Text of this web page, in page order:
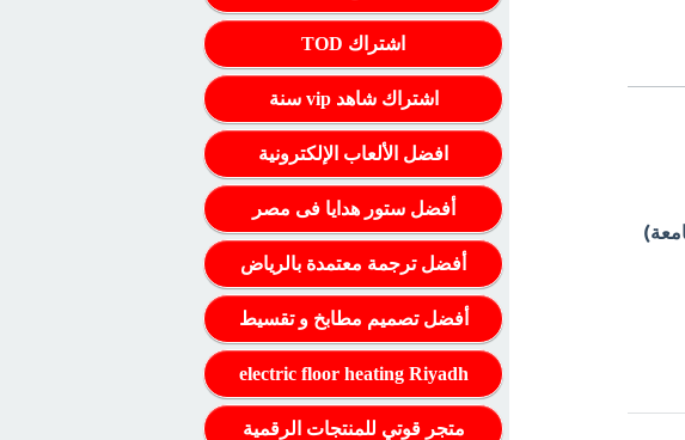
اشتراك TOD
اشتراك شاهد vip سنة
افضل الألعاب الإلكترونية
أفضل ستور هدايا فى مصر
أفضل ترجمة معتمدة بالرياض
أفضل تصميم مطابخ و تقسيط
electric floor heating Riyadh
متجر قوتي للمنتجات الرقمية